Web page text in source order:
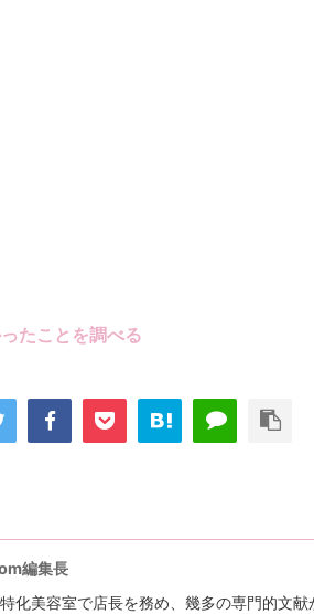
たことを調べる
編集長
化美容室で店長を務め、幾多の専門的文